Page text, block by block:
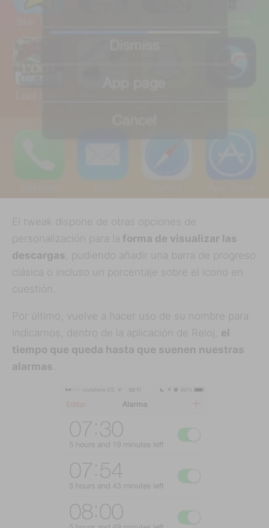
El tweak dispone de otras opciones de
personalización para la forma de visualizar las
descargas , pudiendo añadir una barra de progreso
clásica o incluso un porcentaje sobre el icono en
cuestión.
Por último, vuelve a hacer uso de su nombre para
indicarnos, dentro de la aplicación de Reloj, el
tiempo que queda hasta que suenen nuestras
alarmas .